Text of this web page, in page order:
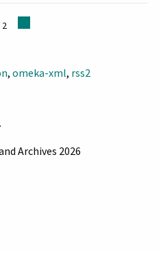
, omeka-xml, rss2
.
Archives 2026